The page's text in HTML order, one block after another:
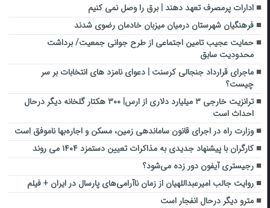
ادارات پرمصرف تعهد دهند | برق را وصل نمی کنیم
فرهنگیان شهرستان درمیان میزبان خادمان رضوی شدند
حمایت عجیب تامین اجتماعی از طرح جوانی جمعیت/ برداشت
محدودیت سابق
ماجرای قرارداد جنجالی کرسنت | دعوای نامزد های انتخابات بر سر
چیست؟
ترانزیت خارجی ۳ میلیارد دلاری از ارس| ۳۰۰ هکتار گلخانه دیگر درحال
احداث است
وزارت راه در اجرای قانون ساماندهی زمین، مسکن و اجاره‌بها ناموفق است
کارگران با پیشنهاد جدیدی به مذاکرات تعیین دستمزد ۱۴۰۴ می روند
رجیستری آیفون دور زده می‌شود؟
روایت جالب امیرعبداللهیان از زمان ناآرامی‌های پارسال در ایران + فیلم
مترو دیگر درحال انفجار است